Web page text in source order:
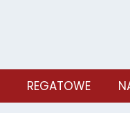
REGATOWE